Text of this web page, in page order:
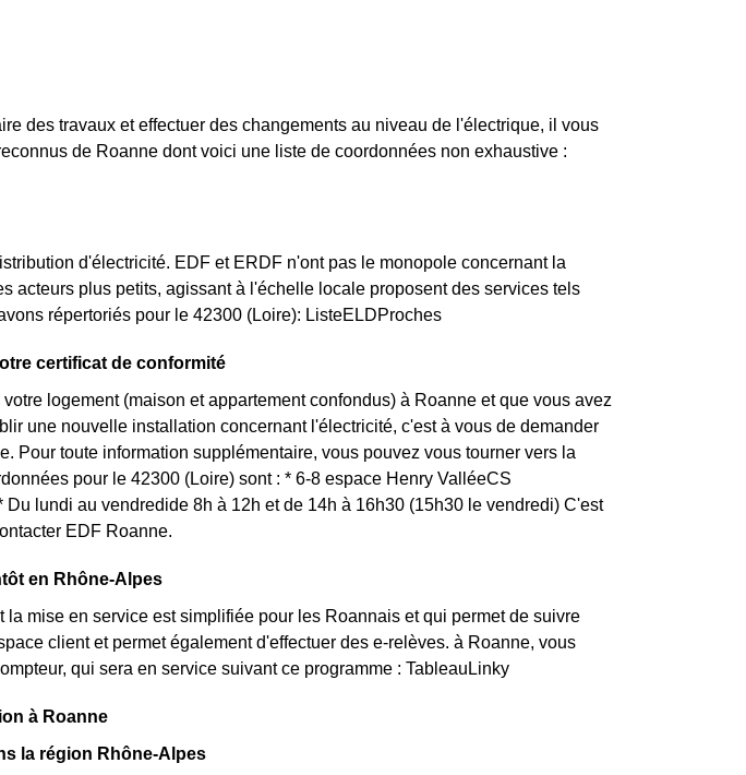
des travaux et effectuer des changements au niveau de l'électrique, il vous
de Roanne dont voici une liste de coordonnées non exhaustive :
d'électricité. EDF et ERDF n'ont pas le monopole concernant la
acteurs plus petits, agissant à l'échelle locale proposent des services tels
répertoriés pour le 42300 (Loire): ListeELDProches
certificat de conformité
logement (maison et appartement confondus) à Roanne et que vous avez
une nouvelle installation concernant l'électricité, c'est à vous de demander
Pour toute information supplémentaire, vous pouvez vous tourner vers la
pour le 42300 (Loire) sont : * 6-8 espace Henry ValléeCS
lundi au vendredide 8h à 12h et de 14h à 16h30 (15h30 le vendredi) C'est
EDF Roanne.
en Rhône-Alpes
la mise en service est simplifiée pour les Roannais et qui permet de suivre
client et permet également d'effectuer des e-relèves. à Roanne, vous
qui sera en service suivant ce programme : TableauLinky
à Roanne
la région Rhône-Alpes